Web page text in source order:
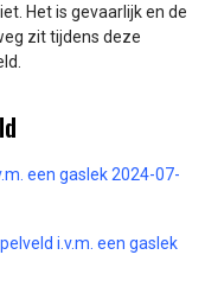
Het is gevaarlijk en de
zit tijdens deze
een gaslek 2024-07-
i.v.m. een gaslek